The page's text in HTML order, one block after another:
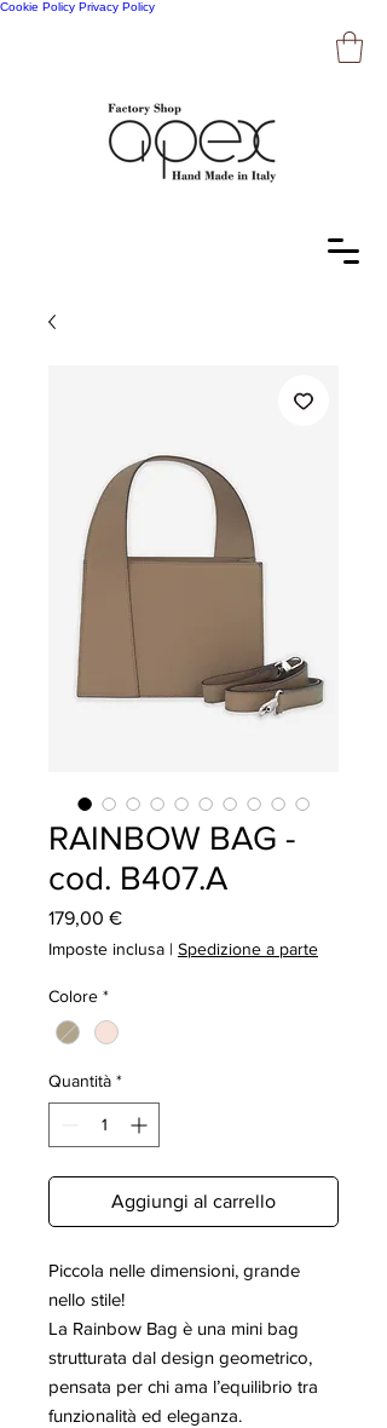
Cookie Policy Privacy Policy
RAINBOW BAG -
cod. B407.A
179,00 €Prezzo
Imposte inclusa | Spedizione a parte
Colore *
Quantità *
Aggiungi al carrello
Piccola nelle dimensioni, grande
nello stile!
La Rainbow Bag è una mini bag
strutturata dal design geometrico,
pensata per chi ama l’equilibrio tra
funzionalità ed eleganza.